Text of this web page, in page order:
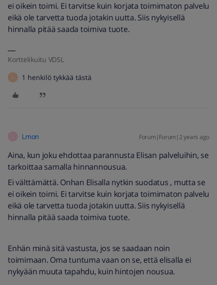
ei oikein toimi. Ei tarvitse kuin korjata toimimaton palvelu
eikä ole tarvetta tuoda jotakin uutta. Siis nykyisellä
hinnalla pitää saada toimiva tuote.
Korttelikuitu VDSL
H 1 henkilö tykkää tästä
Lmon Forum|Forum|2 years ago
Aina, kun joku ehdottaa parannusta Elisan palveluihin, se
tarkoittaa samalla hinnannousua.
Ei välttämättä. Onhan Elisalla nytkin suodatus , mutta se
ei oikein toimi. Ei tarvitse kuin korjata toimimaton palvelu
eikä ole tarvetta tuoda jotakin uutta. Siis nykyisellä
hinnalla pitää saada toimiva tuote.
Enhän minä sitä vastusta, jos se saadaan noin
toimimaan. Oma tuntuma vaan on se, että elisalla ei
nykyään muuta tapahdu, kuin hintojen nousua.